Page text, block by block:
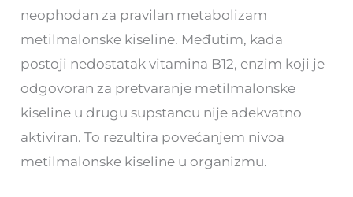
neophodan za pravilan metabolizam
metilmalonske kiseline. Međutim, kada
postoji nedostatak vitamina B12, enzim koji je
odgovoran za pretvaranje metilmalonske
kiseline u drugu supstancu nije adekvatno
aktiviran. To rezultira povećanjem nivoa
metilmalonske kiseline u organizmu.